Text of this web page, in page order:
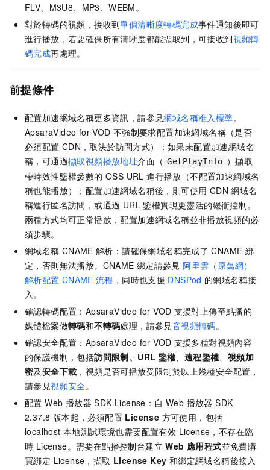
FLV、M3U8、MP3、WEBM。
對於轉碼的視頻，接收到單個清晰度轉碼完成事件通知後即可
進行播放，若要確保所有清晰度都能擷取到，可接收到視頻轉
碼完成再處理。
前提條件
配置加速網域名稱更多資訊，請參見網域名稱准入標準。
ApsaraVideo for VOD 不強制要求配置加速網域名稱（是否
必須配置 CDN，取決於訪問方式）：如果未配置加速網域名
稱，可通過擷取視頻播放地址介面（ GetPlayInfo ）擷取
帶時效性鑒權參數的 OSS URL 進行播放（不配置加速網域名
稱也能播放）；配置加速網域名稱後，則可使用 CDN 網域名
稱進行匿名訪問，或通過 URL 鑒權實現更靈活的緩衝控制。
兩種方式均可正常播放，配置加速網域名稱並非播放視頻的必
須步驟。
網域名稱 CNAME 解析：請確保網域名稱完成了 CNAME 綁
定，否則無法播放。CNAME 綁定請參見阿里雲（原萬網）
解析配置 CNAME 流程 ，同時也支援 DNSPod 的網域名稱接
入。
確認轉碼配置：ApsaraVideo for VOD 支援對上傳至點播的
媒體檔案做轉碼和不轉碼處理，請參見音視頻轉碼。
確認安全配置：ApsaraVideo for VOD 支援多種對視頻內容
的保護機制，包括訪問限制、URL 鑒權、 遠程鑒權、 視頻加
密及安全下載 ，視頻是否可播放受限制於以上幾種安全配置，
請參見視頻安全。
配置 Web 播放器 SDK License：自 Web 播放器 SDK
2.37.8 版本起，必須配置 License 方可使用，包括
localhost 本地測試環境也需要配置有效 License，不存在臨
時 License。需要在點播控制台建立Web 應用程式並免費購
買綁定 License，擷取 License Key 和綁定網域名稱後接入